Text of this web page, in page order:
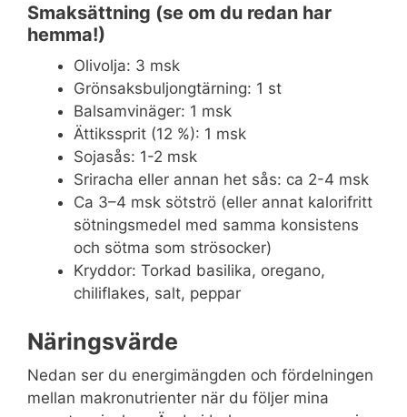
Smaksättning (se om du redan har
hemma!)
Olivolja: 3 msk
Grönsaksbuljongtärning: 1 st
Balsamvinäger: 1 msk
Ättikssprit (12 %): 1 msk
Sojasås: 1-2 msk
Sriracha eller annan het sås: ca 2-4 msk
Ca 3–4 msk sötströ (eller annat kalorifritt
sötningsmedel med samma konsistens
och sötma som strösocker)
Kryddor: Torkad basilika, oregano,
chiliflakes, salt, peppar
Näringsvärde
Nedan ser du energimängden och fördelningen
mellan makronutrienter när du följer mina